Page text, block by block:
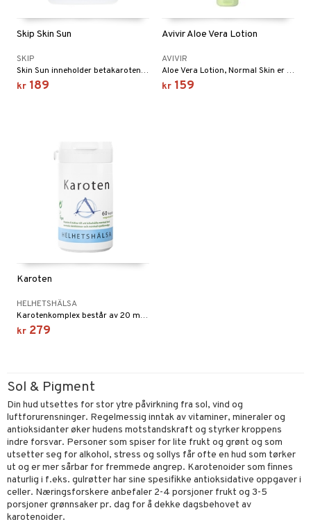
Skip Skin Sun
SKIP
Skin Sun inneholder betakaroten, lykopen og sink.
kr 189
Avivir Aloe Vera Lotion
AVIVIR
Aloe Vera Lotion, Normal Skin er en fuktighetslotion for hele kroppen. Det relativt lave innholdet av vegetabilske oljer gjør den passende for normal og blandet hud. Den virker beroligende for sensitiv hud. Lotionen fungerer også utmerket som after sun-lotion ettersom det høye innholdet av Aloe Vera virker både kjølende, lindrende og gjenoppbyggende på solbrent hud. Aloe Vera Lotion inneholder kun gelé fra økologisk dyrkede planter. Uparfymert, fri for fargestoffer, parabener, vaselin, Methyldibromo Glutaro Nitrile og triklosan.
kr 159
Karoten
HELHETSHÄLSA
Karotenkomplex består av 20 mg naturlig betakaroten fra algen Dunaliella salina. Vegetabilsk kapsel laget av cellulose.
kr 279
Sol & Pigment
Din hud utsettes for stor ytre påvirkning fra sol, vind og
luftforurensninger. Regelmessig inntak av vitaminer, mineraler og
antioksidanter øker hudens motstandskraft og styrker kroppens
indre forsvar. Personer som spiser for lite frukt og grønt og som
utsetter seg for alkohol, stress og sollys får ofte en hud som tørker
ut og er mer sårbar for fremmede angrep. Karotenoider som finnes
naturlig i f.eks. gulrøtter har sine spesifikke antioksidative oppgaver i
celler. Næringsforskere anbefaler 2-4 porsjoner frukt og 3-5
porsjoner grønnsaker pr. dag for å dekke dagsbehovet av
karotenoider.